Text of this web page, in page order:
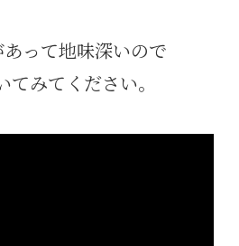
って地味深いので
てみてください。